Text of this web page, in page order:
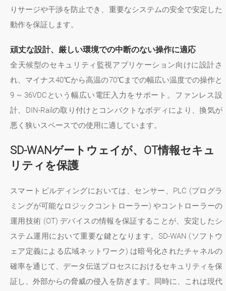
りサージや干渉を防止でき、重要なシステムの安全で安定した
動作を保証します。
頑丈な設計、厳しい環境での中断のない操作に適応
全天候型のセキュリティ監視アプリケーション向けに設計さ
れ、マイナス40℃から高温の70℃までの幅広い温度での操作と
9 ~ 36VDCという幅広い電圧入力をサポート。ファンレス設
計、DIN-Railの取り付けとコンパクトなボディにより、換気が
悪く狭いスペースでの使用に適しています。
SD-WANゲートウェイが、OT情報セキュ
リティを保護
スマートビルディングにおいては、センサー、PLC (プログラ
ミングが可能なロジックコントローラー) やコントローラーの
運用技術 (OT) デバイスの情報を保証することが、安定したシ
ステム運用において重要な鍵となります。SD-WAN (ソフトウ
ェア定義による広域ネットワーク) は暗号化されたチャネルの
確率を通じて、データ伝送プロセスにおけるセキュリティを保
証し、外部からの脅威の侵入を防ぎます。同時に、これは現代